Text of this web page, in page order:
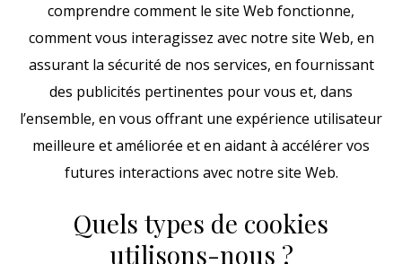
comprendre comment le site Web fonctionne,
comment vous interagissez avec notre site Web, en
assurant la sécurité de nos services, en fournissant
des publicités pertinentes pour vous et, dans
l’ensemble, en vous offrant une expérience utilisateur
meilleure et améliorée et en aidant à accélérer vos
futures interactions avec notre site Web.
Quels types de cookies
utilisons-nous ?